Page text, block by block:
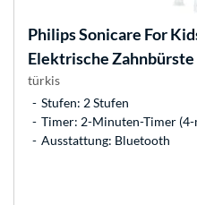
PhilipsSonicare For
Elektrische Zahnbürste
türkis
Stufen: 2 Stufen
Timer: 2-Minuten-Timer (4-
Ausstattung: Bluetooth